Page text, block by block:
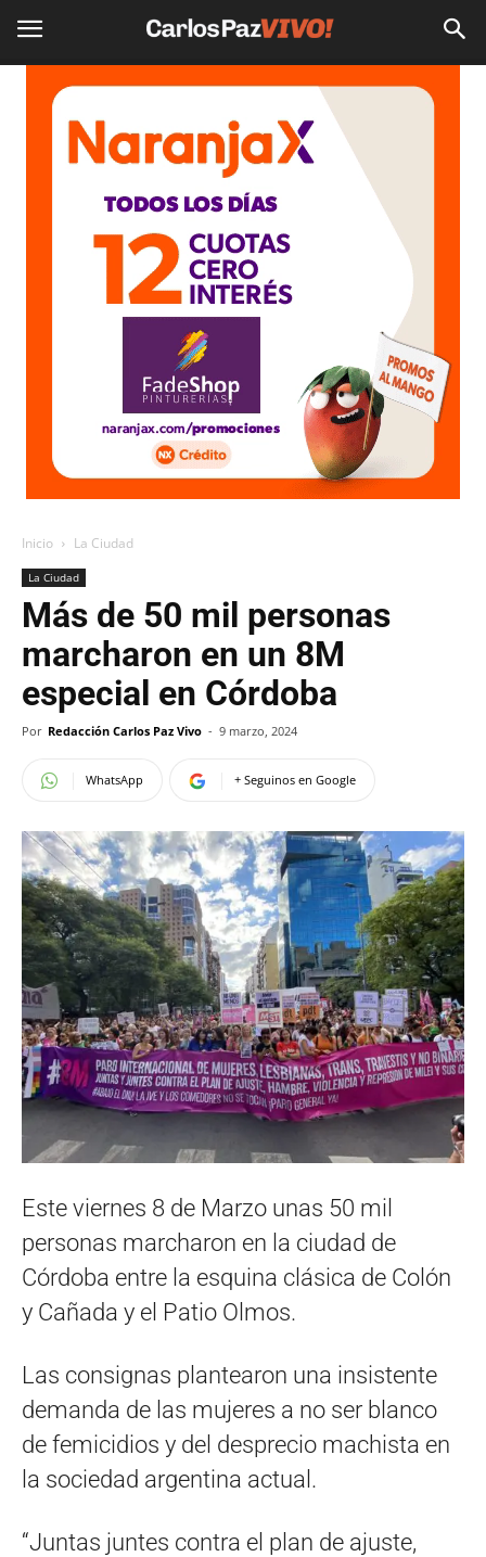
Inicio La Ciudad
La Ciudad
Más de 50 mil personas
marcharon en un 8M
especial en Córdoba
Por Redacción Carlos Paz Vivo - 9 marzo, 2024
WhatsApp + Seguinos en Google
Este viernes 8 de Marzo unas 50 mil
personas marcharon en la ciudad de
Córdoba entre la esquina clásica de Colón
y Cañada y el Patio Olmos.
Las consignas plantearon una insistente
demanda de las mujeres a no ser blanco
de femicidios y del desprecio machista en
la sociedad argentina actual.
“Juntas juntes contra el plan de ajuste,